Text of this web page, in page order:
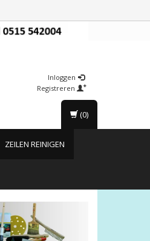
Inloggen
Registreren
ZEILEN REINIGEN
(0)